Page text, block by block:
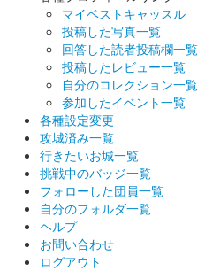
姫路城 御城印 令和六
販売終了
姫路城 御城印
販売終了
姫路城 御城印
マイベストキャッスル
投稿した写真一覧
回答した読者投稿欄一覧
投稿したレビュー一覧
自分のコレクション一覧
参加したイベント一覧
各種設定変更
攻城済み一覧
行きたいお城一覧
挑戦中のバッジ一覧
フォローした団員一覧
自分のフォルダ一覧
ヘルプ
お問い合わせ
ログアウト